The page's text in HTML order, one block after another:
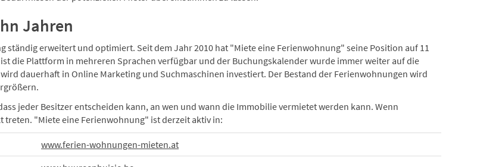
Jahren
ständig erweitert und optimiert. Seit dem Jahr 2010 hat "Miete eine Ferienwohnung" seine Position auf 11
die Plattform in mehreren Sprachen verfügbar und der Buchungskalender wurde immer weiter auf die
dauerhaft in Online Marketing und Suchmaschinen investiert. Der Bestand der Ferienwohnungen wird
jeder Besitzer entscheiden kann, an wen und wann die Immobilie vermietet werden kann. Wenn
"Miete eine Ferienwohnung" ist derzeit aktiv in:
www.ferien-wohnungen-mieten.at